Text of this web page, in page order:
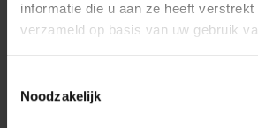
informatie die u aan ze heeft verstrekt
verzameld op basis van uw gebruik
Noodzakelijk
Wetenschap en onderzoek 10 februari
Professor Luis Simón over de rol
de rivaliteit tussen Amerika en